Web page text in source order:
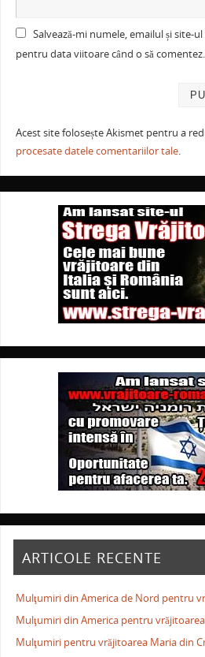
Salvează-mi numele, emailul și site-
pentru data viitoare când o să comentez.
Acest site folosește Akismet pentru a
procesate datele comentariilor tale.
ARTICOLE RECENTE
Mulţumiri din America de Nord pentru
Mulţumiri din America pentru
Mulţumiri pentru vrăjitoarea Maria din